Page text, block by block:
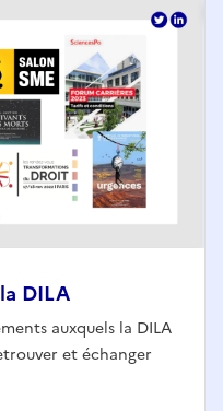
DILA
auxquels la DILA
et échanger